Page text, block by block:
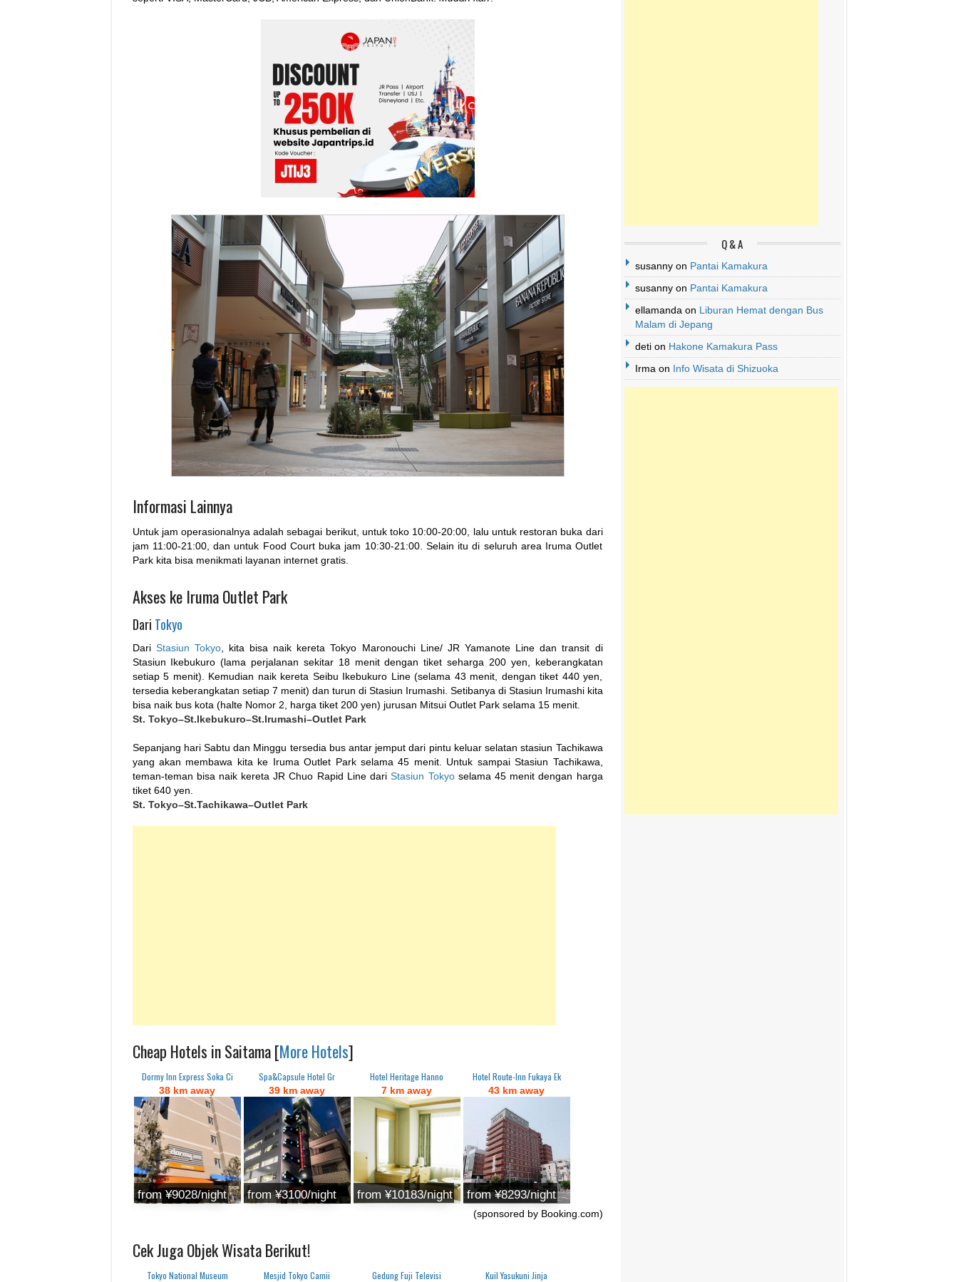
Informasi Lainnya
Untuk jam operasionalnya adalah sebagai berikut, untuk toko 10:00-20:00, lalu untuk restoran buka dari
jam 11:00-21:00, dan untuk Food Court buka jam 10:30-21:00. Selain itu di seluruh area Iruma Outlet
Park kita bisa menikmati layanan internet gratis.
Akses ke Iruma Outlet Park
Dari Tokyo
Dari Stasiun Tokyo, kita bisa naik kereta Tokyo Maronouchi Line/ JR Yamanote Line dan transit di
Stasiun Ikebukuro (lama perjalanan sekitar 18 menit dengan tiket seharga 200 yen, keberangkatan
setiap 5 menit). Kemudian naik kereta Seibu Ikebukuro Line (selama 43 menit, dengan tiket 440 yen,
tersedia keberangkatan setiap 7 menit) dan turun di Stasiun Irumashi. Setibanya di Stasiun Irumashi kita
bisa naik bus kota (halte Nomor 2, harga tiket 200 yen) jurusan Mitsui Outlet Park selama 15 menit.
St. Tokyo–St.Ikebukuro–St.Irumashi–Outlet Park
Sepanjang hari Sabtu dan Minggu tersedia bus antar jemput dari pintu keluar selatan stasiun Tachikawa
yang akan membawa kita ke Iruma Outlet Park selama 45 menit. Untuk sampai Stasiun Tachikawa,
teman-teman bisa naik kereta JR Chuo Rapid Line dariStasiun Tokyoselama 45 menit dengan harga
tiket 640 yen.
St. Tokyo–St.Tachikawa–Outlet Park
Cheap Hotels in Saitama [More Hotels]
Dormy Inn Express Soka Ci
38 km away
from ¥9028/night
Spa&Capsule Hotel Gr
39 km away
from ¥3100/night
Hotel Heritage Hanno
7 km away
from ¥10183/night
Hotel Route-Inn Fukaya Ek
43 km away
from ¥8293/night
(sponsored by Booking.com)
Cek Juga Objek Wisata Berikut!
Tokyo National Museum Mesjid Tokyo Camii Gedung Fuji Televisi Kuil Yasukuni Jinja
Q & A
susannyon Pantai Kamakura
susannyon Pantai Kamakura
ellamanda on Liburan Hemat dengan Bus
Malam di Jepang
detion Hakone Kamakura Pass
Irma on Info Wisata di Shizuoka